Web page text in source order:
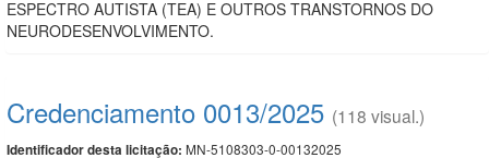
ESPECTRO AUTISTA (TEA) E OUTROS TRANSTORNOS DO
NEURODESENVOLVIMENTO.
Credenciamento 0013/2025 (118 visual.)
Identificador desta licitação: MN-5108303-0-00132025